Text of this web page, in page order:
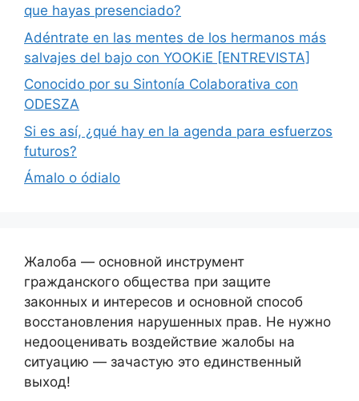
que hayas presenciado?
Adéntrate en las mentes de los hermanos más
salvajes del bajo con YOOKiE [ENTREVISTA]
Conocido por su Sintonía Colaborativa con
ODESZA
Si es así, ¿qué hay en la agenda para esfuerzos
futuros?
Ámalo o ódialo
Жалоба — основной инструмент
гражданского общества при защите
законных и интересов и основной способ
восстановления нарушенных прав. Не нужно
недооценивать воздействие жалобы на
ситуацию — зачастую это единственный
выход!